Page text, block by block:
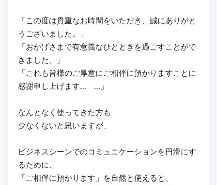
「この度は貴重なお時間をいただき、誠にありがと
うございました。」
「おかげさまで有意義なひとときを過ごすことがで
きました。」
「これも皆様のご厚意にご相伴に預かりますことに
感謝申し上げます… …」
なんとなく使ってきた方も
少なくないと思いますが、
ビジネスシーンでのコミュニケーションを円滑にす
るために、
「ご相伴に預かります」を自然と使えると、